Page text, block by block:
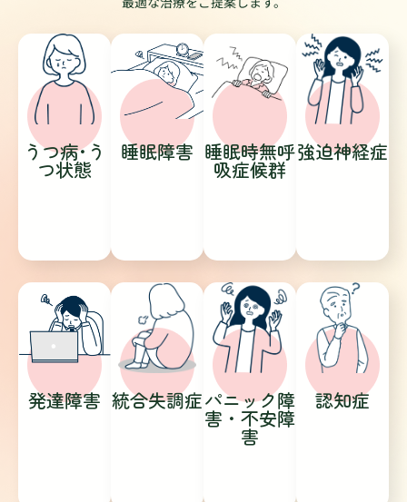
うつ病･う
つ状態
睡眠障害 睡眠時無呼
吸症候群
強迫神経症
発達障害 統合失調症パニック障
害・不安障
害
認知症